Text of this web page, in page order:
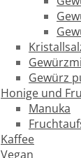
Gewürz
Honige und
Manuka
Kaffee
Vegan